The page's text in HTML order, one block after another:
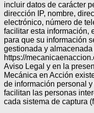
incluir datos de carácter
dirección IP, nombre,
electrónico, número de
facilitar esta información,
para que su información
gestionada y almacenada
https://
Aviso Legal y en la
Mecánica en Acción
de información personal
facilitan las personas
cada sistema de captura